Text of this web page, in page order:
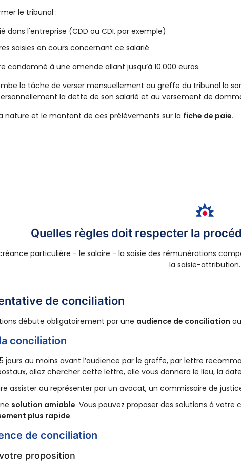
le tribunal :
dans l'entreprise (CDD ou CDI, par exemple)
saisies en cours concernant ce salarié
condamné à une amende allant jusqu’à 10.000 euros.
la tâche de verser mensuellement au greffe du tribunal la
la dette de son salarié et au versement de
nature et le montant de ces prélèvements sur la fiche de paie.
Quelles règles doit respecter la
particulière - le salaire - la saisie des rémunérations
la saisie-attribution.
de conciliation
débute obligatoirement par une audience de conciliation
conciliation
jours au moins avant l’audience par le greffe, par lettre
allez chercher cette lettre, elle vous donnera le lieu, la
assister ou représenter par un avocat, un commissaire de
solution amiable. Vous pouvez proposer des solutions à votre
plus rapide.
de conciliation
proposition